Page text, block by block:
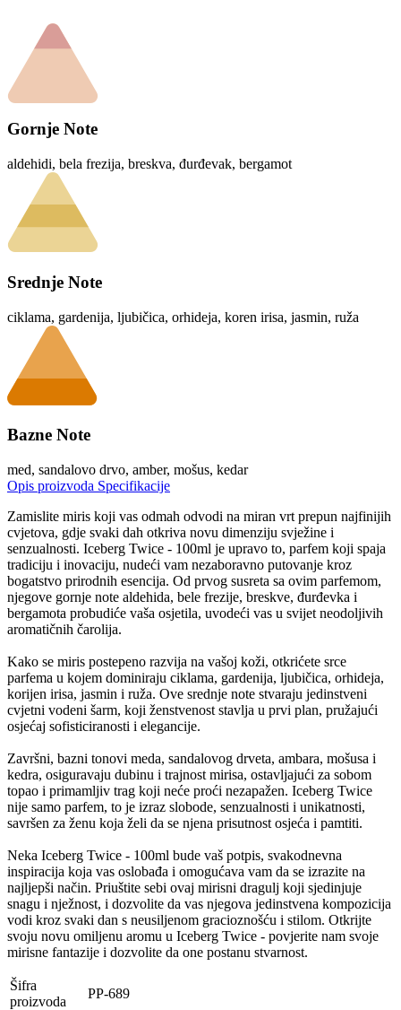
Gornje Note
aldehidi, bela frezija, breskva, đurđevak, bergamot
Srednje Note
ciklama, gardenija, ljubičica, orhideja, koren irisa, jasmin, ruža
Bazne Note
med, sandalovo drvo, amber, mošus, kedar
Opis proizvoda Specifikacije
Zamislite miris koji vas odmah odvodi na miran vrt prepun najfinijih
cvjetova, gdje svaki dah otkriva novu dimenziju svježine i
senzualnosti. Iceberg Twice - 100ml je upravo to, parfem koji spaja
tradiciju i inovaciju, nudeći vam nezaboravno putovanje kroz
bogatstvo prirodnih esencija. Od prvog susreta sa ovim parfemom,
njegove gornje note aldehida, bele frezije, breskve, đurđevka i
bergamota probudiće vaša osjetila, uvodeći vas u svijet neodoljivih
aromatičnih čarolija.
Kako se miris postepeno razvija na vašoj koži, otkrićete srce
parfema u kojem dominiraju ciklama, gardenija, ljubičica, orhideja,
korijen irisa, jasmin i ruža. Ove srednje note stvaraju jedinstveni
cvjetni vodeni šarm, koji ženstvenost stavlja u prvi plan, pružajući
osjećaj sofisticiranosti i elegancije.
Završni, bazni tonovi meda, sandalovog drveta, ambara, mošusa i
kedra, osiguravaju dubinu i trajnost mirisa, ostavljajući za sobom
topao i primamljiv trag koji neće proći nezapažen. Iceberg Twice
nije samo parfem, to je izraz slobode, senzualnosti i unikatnosti,
savršen za ženu koja želi da se njena prisutnost osjeća i pamtiti.
Neka Iceberg Twice - 100ml bude vaš potpis, svakodnevna
inspiracija koja vas oslobađa i omogućava vam da se izrazite na
najljepši način. Priuštite sebi ovaj mirisni dragulj koji sjedinjuje
snagu i nježnost, i dozvolite da vas njegova jedinstvena kompozicija
vodi kroz svaki dan s neusiljenom gracioznošću i stilom. Otkrijte
svoju novu omiljenu aromu u Iceberg Twice - povjerite nam svoje
mirisne fantazije i dozvolite da one postanu stvarnost.
Šifra
proizvoda
PP-689